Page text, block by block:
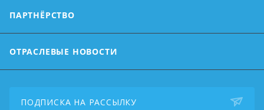
ПАРТНЁРСТВО
ОТРАСЛЕВЫЕ НОВОСТИ
ПОДПИСКА НА РАССЫЛКУ